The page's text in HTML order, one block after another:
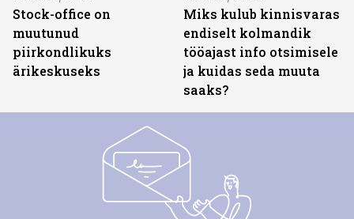
Stock-office on
muutunud
piirkondlikuks
ärikeskuseks
Miks kulub kinnisvaras
endiselt kolmandik
tööajast info otsimisele
ja kuidas seda muuta
saaks?